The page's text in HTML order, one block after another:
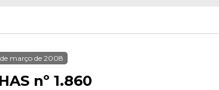
março de 2008
nº 1.860